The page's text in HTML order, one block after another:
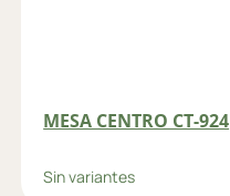
MESA CENTRO CT-924
Sin variantes